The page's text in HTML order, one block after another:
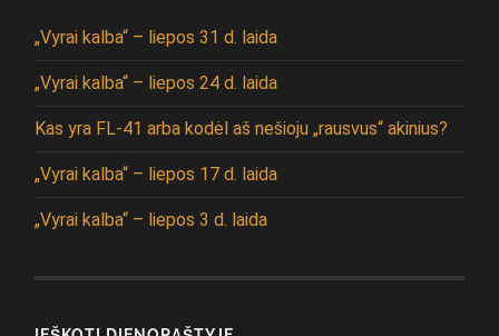
„Vyrai kalba“ – liepos 31 d. laida
„Vyrai kalba“ – liepos 24 d. laida
Kas yra FL-41 arba kodėl aš nešioju „rausvus“ akinius?
„Vyrai kalba“ – liepos 17 d. laida
„Vyrai kalba“ – liepos 3 d. laida